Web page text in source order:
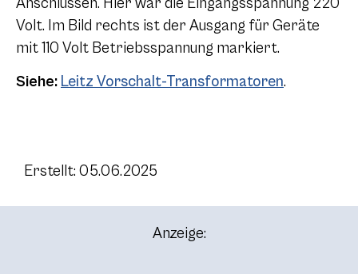
Volt. Im Bild rechts ist der Ausgang für Geräte
mit 110 Volt Betriebsspannung markiert.
Siehe: Leitz Vorschalt-Transformatoren.
Erstellt: 05.06.2025
Anzeige: